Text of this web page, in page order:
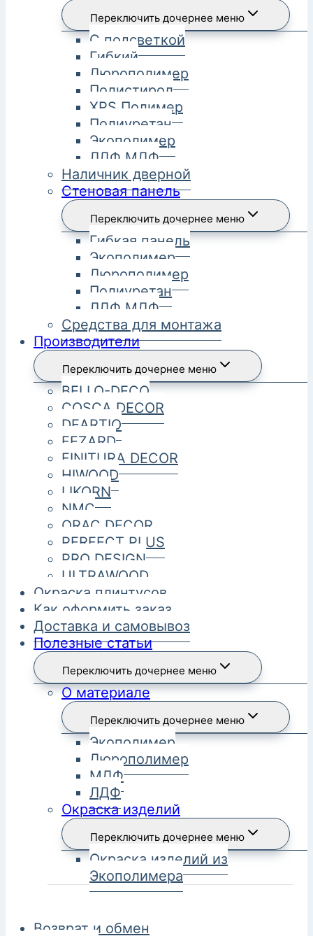
Переключить дочернее меню
С подсветкой
Гибкий
Дюрополимер
Полистирол
XPS Полимер
Полиуретан
Экополимер
ЛДФ МДФ
Наличник дверной
Стеновая панель
Переключить дочернее меню
Гибкая панель
Экополимер
Дюрополимер
Полиуретан
ЛДФ МДФ
Средства для монтажа
Производители
Переключить дочернее меню
BELLO-DECO
COSCA DECOR
DEARTIO
FEZARD
FINITURA DECOR
HIWOOD
LIKORN
NMC
ORAC DECOR
PERFECT PLUS
PRO DESIGN
ULTRAWOOD
Окраска плинтусов
Как оформить заказ
Доставка и самовывоз
Полезные статьи
Переключить дочернее меню
О материале
Переключить дочернее меню
Экополимер
Дюрополимер
МДФ
ЛДФ
Окраска изделий
Переключить дочернее меню
Окраска изделий из
Экополимера
Возврат и обмен